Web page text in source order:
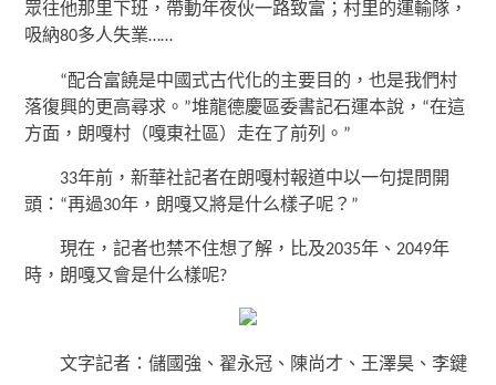
眾往他那里下班，帶動年夜伙一路致富；村里的運輸隊，
吸納80多人失業……
“配合富饒是中國式古代化的主要目的，也是我們村
落復興的更高尋求。”堆龍德慶區委書記石運本說，“在這
方面，朗嘎村（嘎東社區）走在了前列。”
33年前，新華社記者在朗嘎村報道中以一句提問開
頭：“再過30年，朗嘎又將是什么樣子呢？”
現在，記者也禁不住想了解，比及2035年、2049年
時，朗嘎又會是什么樣呢?
文字記者：儲國強、翟永冠、陳尚才、王澤昊、李鍵